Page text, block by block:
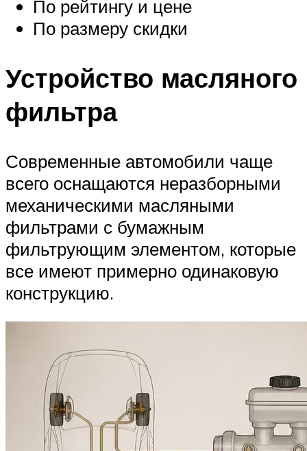
По рейтингу и цене
По размеру скидки
Устройство масляного
фильтра
Современные автомобили чаще
всего оснащаются неразборными
механическими масляными
фильтрами с бумажным
фильтрующим элементом, которые
все имеют примерно одинаковую
конструкцию.